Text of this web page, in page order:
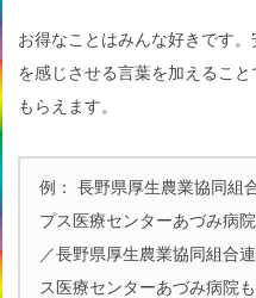
お得なことはみんな好きです
を感じさせる言葉を加えること
もらえます。
例： 長野県厚生農業協同組
プス医療センターあづみ病
／長野県厚生農業協同組合
ス医療センターあづみ病院